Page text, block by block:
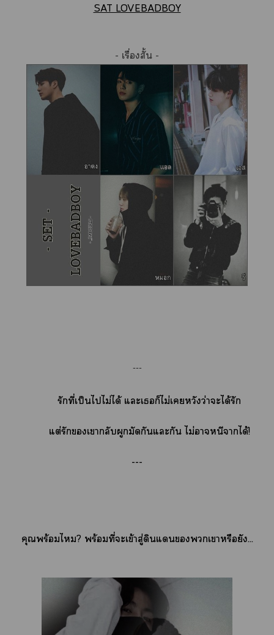
SAT LOVEBADBOY
- เรื่องสั้น -
---
รักที่เป็นไไม่ได้ แะเก็ไม่เหวังว่าะได้รัก
แต่รักเากลับผูกมัดกันแะกัน ไม่าหนีาได้!
---
คุณพร้อมไ? พร้อมที่จะเข้าสู่ดินแเาหรือยัง...